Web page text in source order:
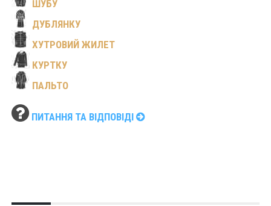
ШУБУ
ДУБЛЯНКУ
ХУТРОВИЙ ЖИЛЕТ
КУРТКУ
ПАЛЬТО
ПИТАННЯ ТА ВІДПОВІДІ